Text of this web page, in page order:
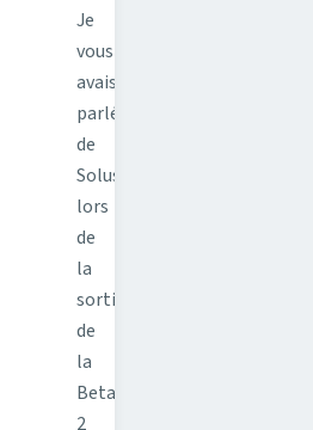
Je
vous
avais
parlé
de
Solus
lors
de
la
sortie
de
la
Beta
2